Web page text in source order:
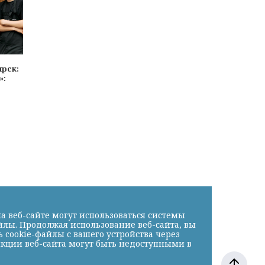
сайте могут использоваться системы
Продолжая использование веб-сайта, вы
файлы с вашего устройства через
веб-сайта могут быть недоступными в